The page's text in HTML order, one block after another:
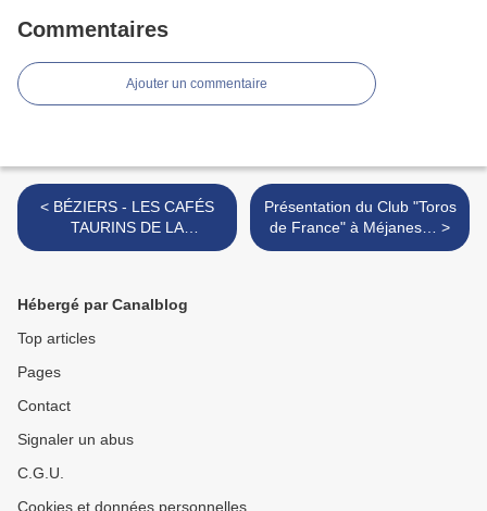
Commentaires
Ajouter un commentaire
< BÉZIERS - LES CAFÉS
TAURINS DE LA
QUERENCIA
Présentation du Club "Toros
de France" à Méjanes… >
Hébergé par Canalblog
Top articles
Pages
Contact
Signaler un abus
C.G.U.
Cookies et données personnelles